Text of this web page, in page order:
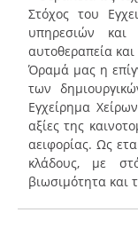
Στόχος του
υπηρεσιών
αυτοθεραπεία
Όραμά μας η
των
Εγχείρημα
αξίες της
αειφορίας. Ως
κλάδους, με
βιωσιμότητα και